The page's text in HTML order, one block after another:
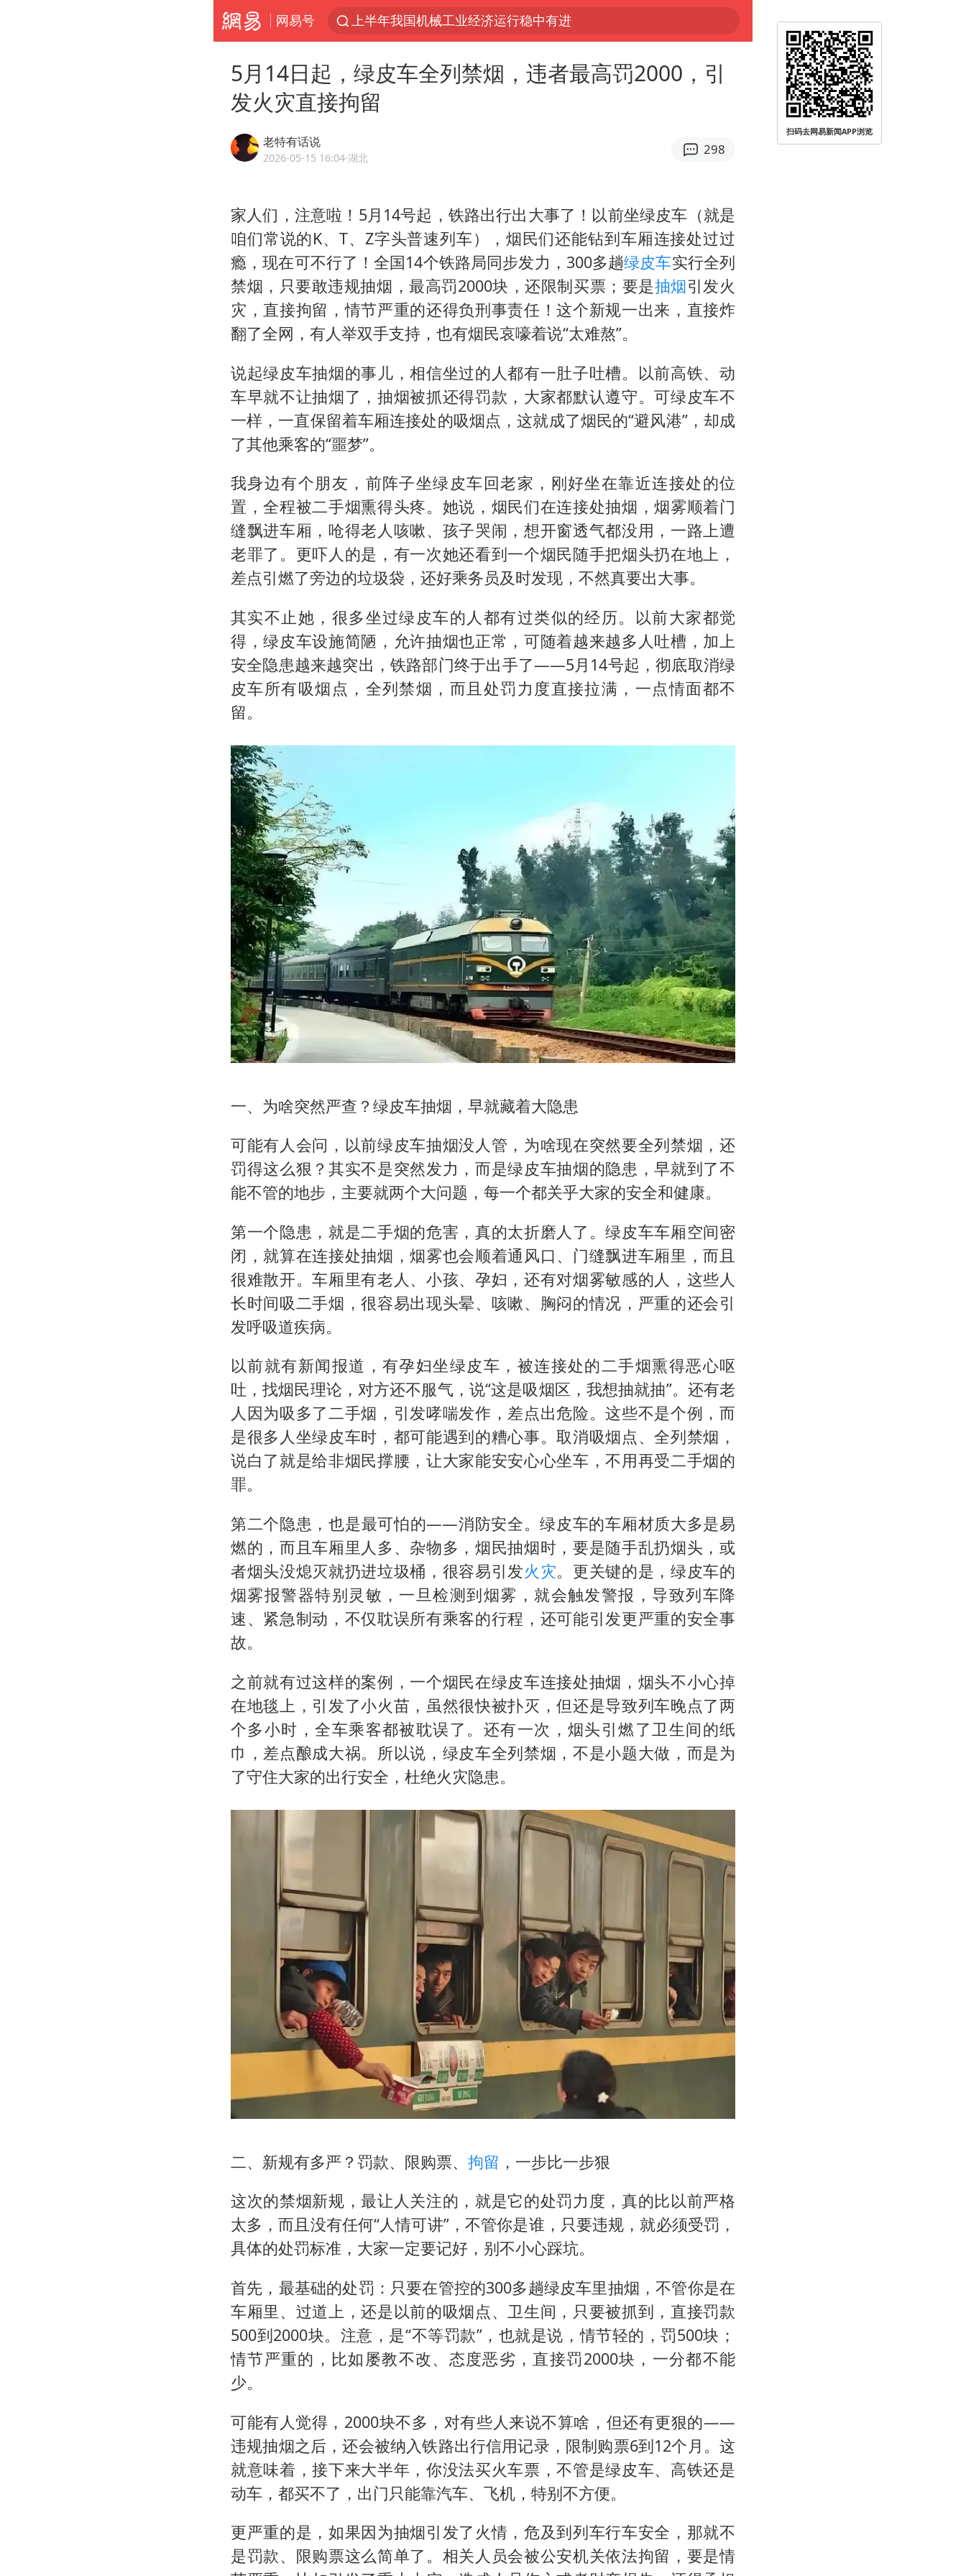
网易号
上半年我国机械工业经济运行稳中有进
“秋天的第一杯奶茶”又刷屏
台风“白海豚”体型变大！环流面积接近13个浙江那么大
泰国校园枪击案死亡人数升至7人
东航新规：提前14天可免费退改签
王力宏演唱会黄牛带观众藏匿被查获
台湾海峡南口北上船舶实施交通管制
国防部：坚决反制任何闹海挑衅图谋
陕西省委书记赶赴柞水县杏坪镇
曝美拒绝乌增购“爱国者”导弹请求
改名后的“青海拉面”店
中国女篮热身赛7日将战尼日利亚
东方之约 相约未来
5月14日起，绿皮车全列禁烟，违者最高罚2000，引
发火灾直接拘留
老特有话说
2026-05-15 16:04·湖北
298
家人们，注意啦！5月14号起，铁路出行出大事了！以前坐绿皮车（就是
咱们常说的K、T、Z字头普速列车），烟民们还能钻到车厢连接处过过
瘾，现在可不行了！全国14个铁路局同步发力，300多趟绿皮车实行全列
禁烟，只要敢违规抽烟，最高罚2000块，还限制买票；要是抽烟引发火
灾，直接拘留，情节严重的还得负刑事责任！这个新规一出来，直接炸
翻了全网，有人举双手支持，也有烟民哀嚎着说“太难熬”。
说起绿皮车抽烟的事儿，相信坐过的人都有一肚子吐槽。以前高铁、动
车早就不让抽烟了，抽烟被抓还得罚款，大家都默认遵守。可绿皮车不
一样，一直保留着车厢连接处的吸烟点，这就成了烟民的“避风港”，却成
了其他乘客的“噩梦”。
我身边有个朋友，前阵子坐绿皮车回老家，刚好坐在靠近连接处的位
置，全程被二手烟熏得头疼。她说，烟民们在连接处抽烟，烟雾顺着门
缝飘进车厢，呛得老人咳嗽、孩子哭闹，想开窗透气都没用，一路上遭
老罪了。更吓人的是，有一次她还看到一个烟民随手把烟头扔在地上，
差点引燃了旁边的垃圾袋，还好乘务员及时发现，不然真要出大事。
其实不止她，很多坐过绿皮车的人都有过类似的经历。以前大家都觉
得，绿皮车设施简陋，允许抽烟也正常，可随着越来越多人吐槽，加上
安全隐患越来越突出，铁路部门终于出手了——5月14号起，彻底取消绿
皮车所有吸烟点，全列禁烟，而且处罚力度直接拉满，一点情面都不
留。
一、为啥突然严查？绿皮车抽烟，早就藏着大隐患
可能有人会问，以前绿皮车抽烟没人管，为啥现在突然要全列禁烟，还
罚得这么狠？其实不是突然发力，而是绿皮车抽烟的隐患，早就到了不
能不管的地步，主要就两个大问题，每一个都关乎大家的安全和健康。
第一个隐患，就是二手烟的危害，真的太折磨人了。绿皮车车厢空间密
闭，就算在连接处抽烟，烟雾也会顺着通风口、门缝飘进车厢里，而且
很难散开。车厢里有老人、小孩、孕妇，还有对烟雾敏感的人，这些人
长时间吸二手烟，很容易出现头晕、咳嗽、胸闷的情况，严重的还会引
发呼吸道疾病。
以前就有新闻报道，有孕妇坐绿皮车，被连接处的二手烟熏得恶心呕
吐，找烟民理论，对方还不服气，说“这是吸烟区，我想抽就抽”。还有老
人因为吸多了二手烟，引发哮喘发作，差点出危险。这些不是个例，而
是很多人坐绿皮车时，都可能遇到的糟心事。取消吸烟点、全列禁烟，
说白了就是给非烟民撑腰，让大家能安安心心坐车，不用再受二手烟的
罪。
第二个隐患，也是最可怕的——消防安全。绿皮车的车厢材质大多是易
燃的，而且车厢里人多、杂物多，烟民抽烟时，要是随手乱扔烟头，或
者烟头没熄灭就扔进垃圾桶，很容易引发火灾。更关键的是，绿皮车的
烟雾报警器特别灵敏，一旦检测到烟雾，就会触发警报，导致列车降
速、紧急制动，不仅耽误所有乘客的行程，还可能引发更严重的安全事
故。
之前就有过这样的案例，一个烟民在绿皮车连接处抽烟，烟头不小心掉
在地毯上，引发了小火苗，虽然很快被扑灭，但还是导致列车晚点了两
个多小时，全车乘客都被耽误了。还有一次，烟头引燃了卫生间的纸
巾，差点酿成大祸。所以说，绿皮车全列禁烟，不是小题大做，而是为
了守住大家的出行安全，杜绝火灾隐患。
二、新规有多严？罚款、限购票、 拘留 ，一步比一步狠
这次的禁烟新规，最让人关注的，就是它的处罚力度，真的比以前严格
太多，而且没有任何“人情可讲”，不管你是谁，只要违规，就必须受罚，
具体的处罚标准，大家一定要记好，别不小心踩坑。
首先，最基础的处罚：只要在管控的300多趟绿皮车里抽烟，不管你是在
车厢里、过道上，还是以前的吸烟点、卫生间，只要被抓到，直接罚款
500到2000块。注意，是“不等罚款”，也就是说，情节轻的，罚500块；
情节严重的，比如屡教不改、态度恶劣，直接罚2000块，一分都不能
少。
可能有人觉得，2000块不多，对有些人来说不算啥，但还有更狠的——
违规抽烟之后，还会被纳入铁路出行信用记录，限制购票6到12个月。这
就意味着，接下来大半年，你没法买火车票，不管是绿皮车、高铁还是
动车，都买不了，出门只能靠汽车、飞机，特别不方便。
更严重的是，如果因为抽烟引发了火情，危及到列车行车安全，那就不
是罚款、限购票这么简单了。相关人员会被公安机关依法拘留，要是情
扫码去网易新闻APP浏览